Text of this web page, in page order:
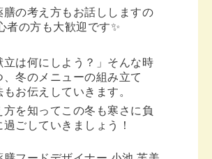
膳の考え方もお話ししますの
者の方も大歓迎です✨
立は何にしよう？」そんな時
、冬のメニューの組み立て
お伝えしていきます。
方を知ってこの冬も寒さに負
ごしていきましょう！